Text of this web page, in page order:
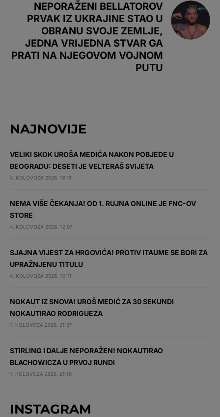
NEPORAŽENI BELLATOROV
PRVAK IZ UKRAJINE STAO U
OBRANU SVOJE ZEMLJE,
JEDNA VRIJEDNA STVAR GA
PRATI NA NJEGOVOM VOJNOM
PUTU
NAJNOVIJE
VELIKI SKOK UROŠA MEDIĆA NAKON POBJEDE U
BEOGRADU: DESETI JE VELTERAŠ SVIJETA
4. KOLOVOZA 2026. 16:11
NEMA VIŠE ČEKANJA! OD 1. RUJNA ONLINE JE FNC-OV
STORE
4. KOLOVOZA 2026. 12:07
SJAJNA VIJEST ZA HRGOVIĆA! PROTIV ITAUME SE BORI ZA
UPRAŽNJENU TITULU
4. KOLOVOZA 2026. 10:11
NOKAUT IZ SNOVA! UROŠ MEDIĆ ZA 30 SEKUNDI
NOKAUTIRAO RODRIGUEZA
1. KOLOVOZA 2026. 21:37
STIRLING I DALJE NEPORAŽEN! NOKAUTIRAO
BLACHOWICZA U PRVOJ RUNDI
1. KOLOVOZA 2026. 21:10
INSTAGRAM